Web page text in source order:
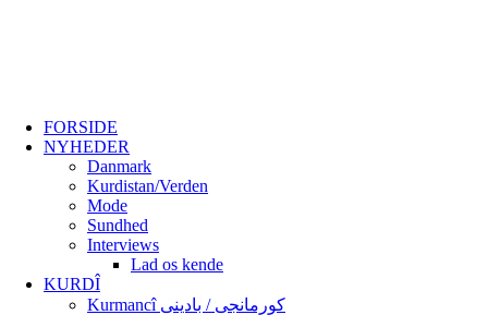
FORSIDE
NYHEDER
Danmark
Kurdistan/Verden
Mode
Sundhed
Interviews
Lad os kende
KURDÎ
Kurmancî کورمانجی / بادینی